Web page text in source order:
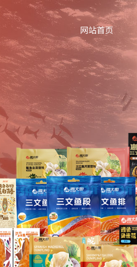
网站首页